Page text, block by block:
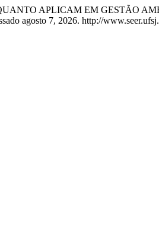
APLICAM EM GESTÃO
agosto 7, 2026. http://